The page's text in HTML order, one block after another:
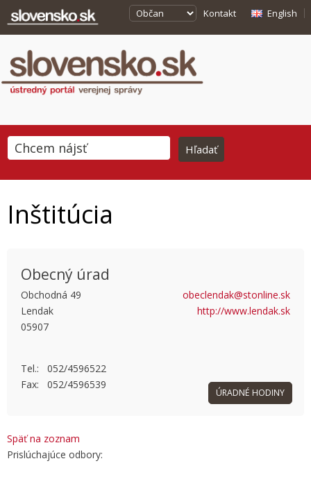
Kontakt English
Inštitúcia
This page can't load Google Maps correctly.
Obecný úrad
Obchodná 49
Lendak
05907
obeclendak@stonline.sk
http://www.lendak.sk
Tel.: 052/4596522
Fax: 052/4596539
ÚRADNÉ HODINY
Späť na zoznam
Prislúchajúce odbory: